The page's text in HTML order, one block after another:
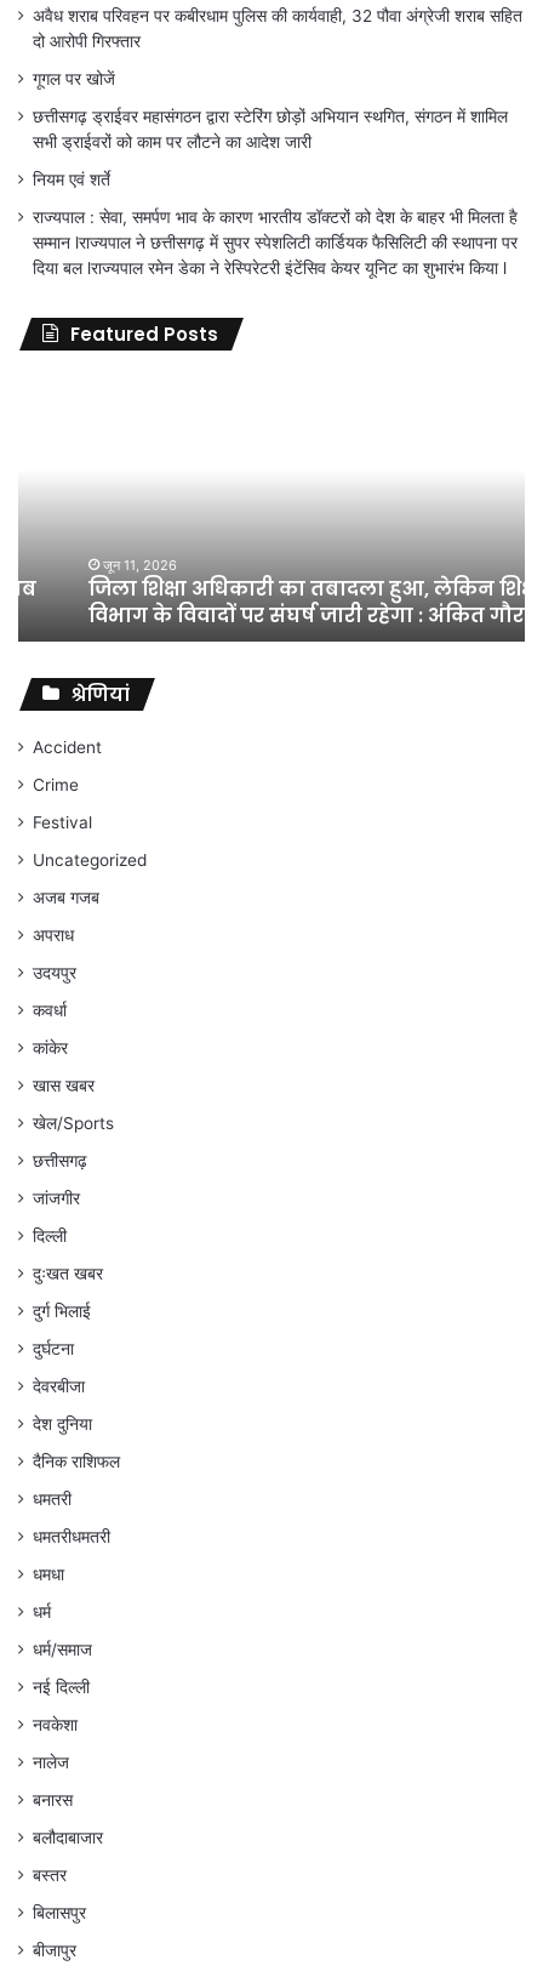
अवैध शराब परिवहन पर कबीरधाम पुलिस की कार्यवाही, 32 पौवा अंग्रेजी शराब सहित
दो आरोपी गिरफ्तार
गूगल पर खोजें
छत्तीसगढ़ ड्राईवर महासंगठन द्वारा स्टेरिंग छोड़ों अभियान स्थगित, संगठन में शामिल
सभी ड्राईवरों को काम पर लौटने का आदेश जारी
नियम एवं शर्ते
राज्यपाल : सेवा, समर्पण भाव के कारण भारतीय डॉक्टरों को देश के बाहर भी मिलता है
सम्मान lराज्यपाल ने छत्तीसगढ़ में सुपर स्पेशलिटी कार्डियक फैसिलिटी की स्थापना पर
दिया बल lराज्यपाल रमेन डेका ने रेस्पिरेटरी इंटेंसिव केयर यूनिट का शुभारंभ किया l
Featured Posts
विभाग
विवादों
संघर्ष
जारी
रहेगा
अंकित
गौरहा
जून 11, 2026
जिला शिक्षा अधिकारी का तबादला हुआ, लेकिन शिक्षा
विभाग के विवादों पर संघर्ष जारी रहेगा : अंकित गौरहा
श्रेणियां
Accident
Crime
Festival
Uncategorized
अजब गजब
अपराध
उदयपुर
कवर्धा
कांकेर
खास खबर
खेल/Sports
छत्तीसगढ़
जांजगीर
दिल्ली
दुःखत खबर
दुर्ग भिलाई
दुर्घटना
देवरबीजा
देश दुनिया
दैनिक राशिफल
धमतरी
धमतरीधमतरी
धमधा
धर्म
धर्म/समाज
नई दिल्ली
नवकेशा
नालेज
बनारस
बलौदाबाजार
बस्तर
बिलासपुर
बीजापुर